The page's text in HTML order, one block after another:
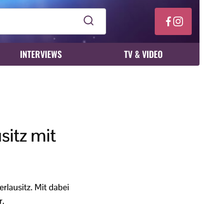
INTERVIEWS TV & VIDEO
mit
Mit dabei